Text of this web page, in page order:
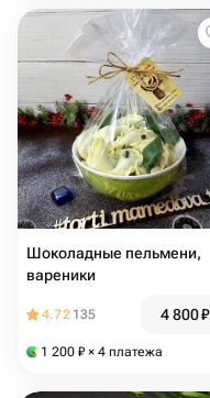
Шоколадные пельмени,
вареники
4.72 135 4 800₽
1 200 ₽ × 4 платежа